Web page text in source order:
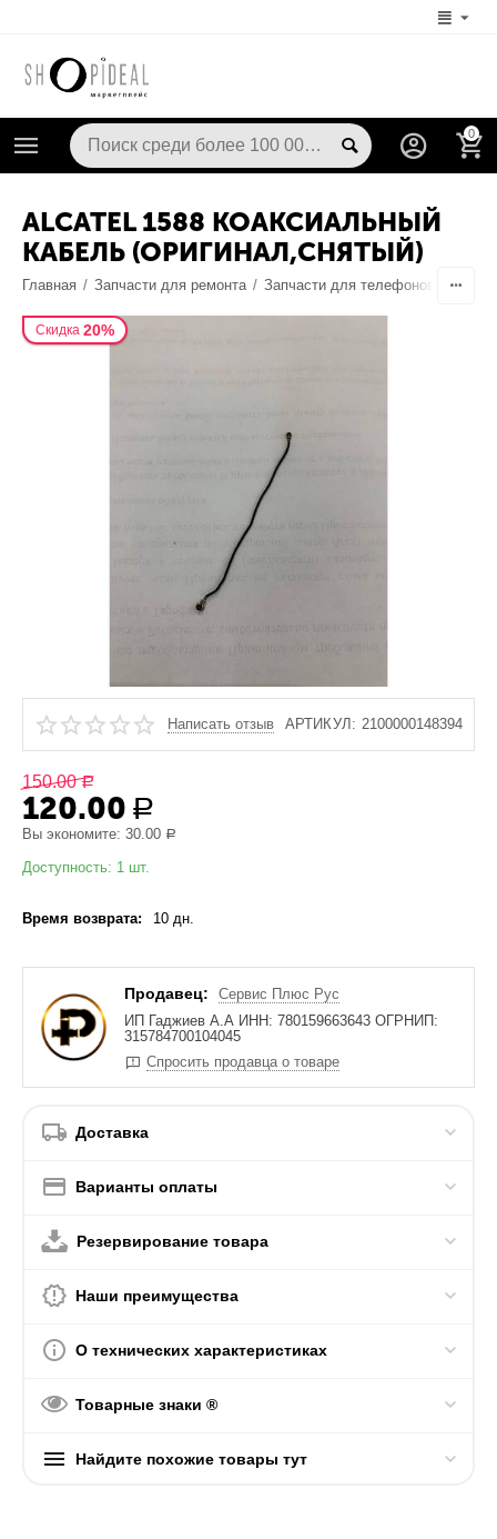
0
ALCATEL 1588 КОАКСИАЛЬНЫЙ
КАБЕЛЬ (ОРИГИНАЛ,СНЯТЫЙ)
Главная / Запчасти для ремонта / Запчасти для телефонов
Скидка 20%
Написать отзыв АРТИКУЛ: 2100000148394
150.00 Р
120.00 Р
Вы экономите:30.00 Р
Доступность: 1 шт.
Время возврата: 10 дн.
Продавец:
Сервис Плюс Рус
ИП Гаджиев А.А ИНН: 780159663643 ОГРНИП:
315784700104045
Спросить продавца о товаре
Доставка
Варианты оплаты
Резервирование товара
Наши преимущества
О технических характеристиках
Товарные знаки ®
Найдите похожие товары тут